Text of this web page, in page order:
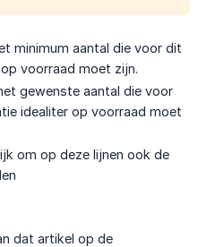
minimum aantal die voor dit
voorraad moet zijn.
gewenste aantal die voor
idealiter op voorraad moet
om op deze lijnen ook de
dat artikel op de